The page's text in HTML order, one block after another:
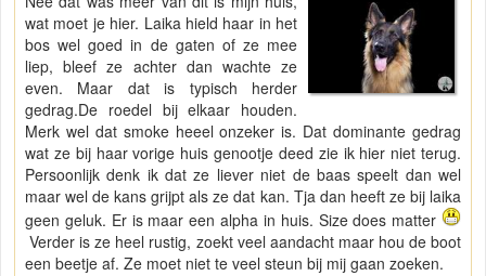
wat moet je hier. Laika hield haar in het
bos wel goed in de gaten of ze mee
liep, bleef ze achter dan wachte ze
even. Maar dat is typisch herder
gedrag.De roedel bij elkaar houden.
Merk wel dat smoke heeel onzeker is. Dat dominante gedrag
wat ze bij haar vorige huis genootje deed zie ik hier niet terug.
Persoonlijk denk ik dat ze liever niet de baas speelt dan wel
maar wel de kans grijpt als ze dat kan. Tja dan heeft ze bij laika
geen geluk. Er is maar een alpha in huis. Size does matter
Verder is ze heel rustig, zoekt veel aandacht maar hou de boot
een beetje af. Ze moet niet te veel steun bij mij gaan zoeken.